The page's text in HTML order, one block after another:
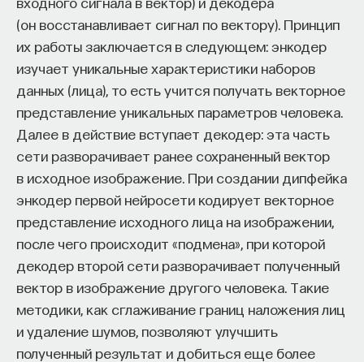
(он восстанавливает сигнал по вектору). Принцип
их работы заключается в следующем: энкодер
изучает уникальные характеристики наборов
данных (лица), то есть учится получать векторное
представление уникальных параметров человека.
Далее в действие вступает декодер: эта часть
сети разворачивает ранее сохраненный вектор
в исходное изображение. При создании дипфейка
энкодер первой нейросети кодирует векторное
представление исходного лица на изображении,
после чего происходит «подмена», при которой
декодер второй сети разворачивает полученный
вектор в изображение другого человека. Такие
методики, как сглаживание границ наложения лиц
и удаление шумов, позволяют улучшить
полученный результат и добиться еще более
Наука сна: как управлять
своим сном
СОХРАНИТЬ КУРС
Внеси свой вклад в дело
просвещения!